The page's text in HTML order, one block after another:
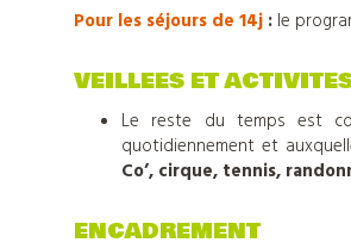
colonies
vacances
Pour les séjours de 14j : le
VEILLEES ET
Le reste du temps est
quotidiennement et
Co’, cirque, tennis,
ENCADREMENT